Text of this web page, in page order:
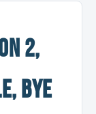
2,
Bye